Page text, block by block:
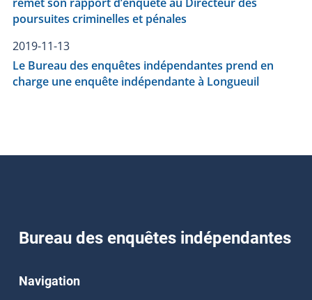
poursuites criminelles et pénales
2019-11-13
Le Bureau des enquêtes indépendantes prend en
charge une enquête indépendante à Longueuil
Bureau des enquêtes indépendantes
Navigation